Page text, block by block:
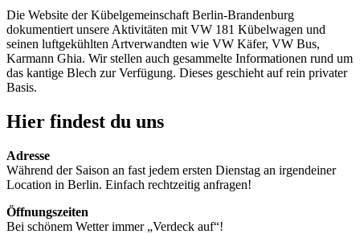
Die Website der Kübelgemeinschaft Berlin-Brandenburg
dokumentiert unsere Aktivitäten mit VW 181 Kübelwagen und
seinen luftgekühlten Artverwandten wie VW Käfer, VW Bus,
Karmann Ghia. Wir stellen auch gesammelte Informationen rund um
das kantige Blech zur Verfügung. Dieses geschieht auf rein privater
Basis.
Hier findest du uns
Adresse
Während der Saison an fast jedem ersten Dienstag an irgendeiner
Location in Berlin. Einfach rechtzeitig anfragen!
Öffnungszeiten
Bei schönem Wetter immer „Verdeck auf“!